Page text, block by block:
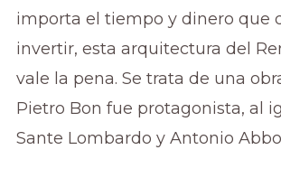
importa el tiempo y dinero que
invertir, esta arquitectura del
vale la pena. Se trata de una
Pietro Bon fue protagonista, al
Sante Lombardo y Antonio